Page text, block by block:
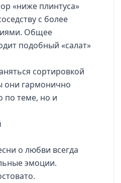
«ниже плинтуса»
с более
Общее
подобный «салат»
сортировкой
они гармонично
по теме, но и
о любви всегда
эмоции.